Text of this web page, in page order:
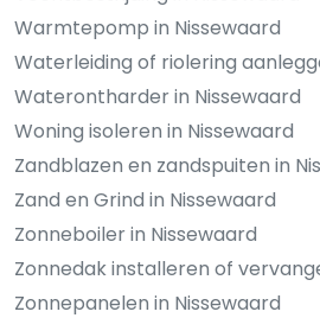
Warmtepomp in Nissewaard
Waterleiding of riolering
Waterontharder in Nissewaard
Woning isoleren in Nissewaard
Zandblazen en zandspuiten in
Zand en Grind in Nissewaard
Zonneboiler in Nissewaard
Zonnedak installeren of
Zonnepanelen in Nissewaard